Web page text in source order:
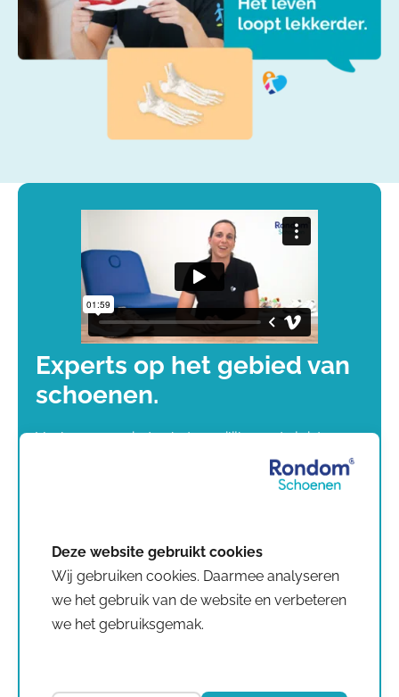
Experts op het gebied van
schoenen.
Veel mensen vinden het moeilijk om de juiste
schoenen te vinden. Het overweldigende online
aanbod en het verdwijnen van steeds meer
Schoenenopgericht.
Rondom Schoenen is ontstaan vanuit een
samenwerking tussen podotherapeuten, medisch
Wij gebruiken cookies. Daarmee analyseren
we het gebruik van de website en verbeteren
we het gebruiksgemak.